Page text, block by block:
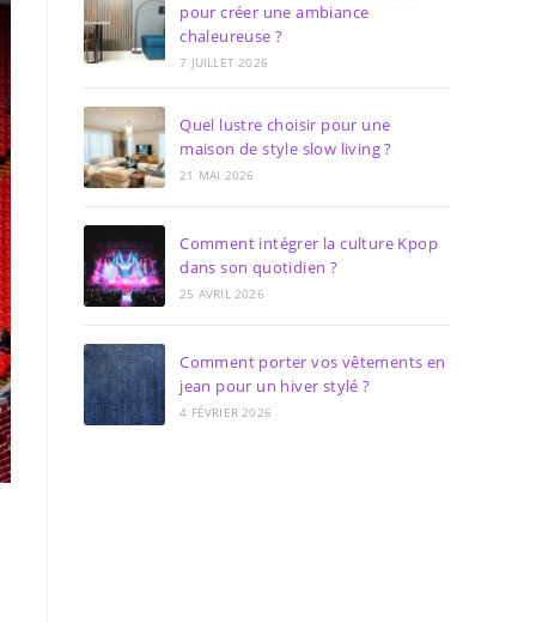
pour créer une ambiance
chaleureuse ?
7 JUILLET 2026
Quel lustre choisir pour une
maison de style slow living ?
21 MAI 2026
Comment intégrer la culture Kpop
dans son quotidien ?
25 AVRIL 2026
Comment porter vos vêtements en
jean pour un hiver stylé ?
4 FÉVRIER 2026